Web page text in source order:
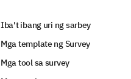
Iba't ibang uri ng sarbey
Mga template ng Survey
Mga tool sa survey